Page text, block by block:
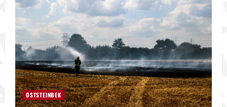
OSTSTEINBEK